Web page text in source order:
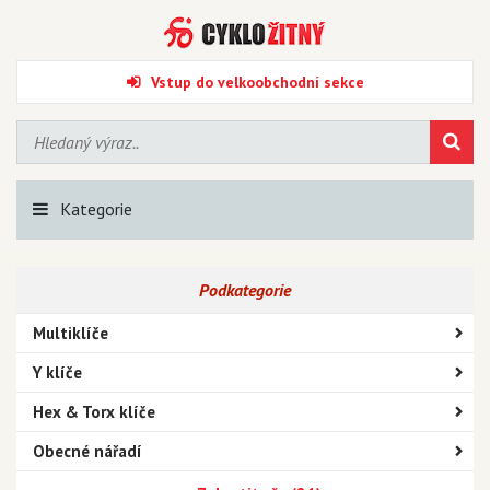
Vstup do velkoobchodní sekce
Kategorie
Podkategorie
Multiklíče
Y klíče
Hex & Torx klíče
Obecné nářadí